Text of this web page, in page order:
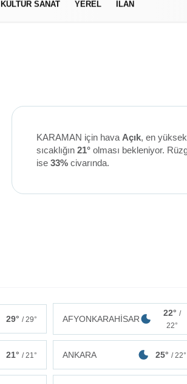
KÜLTÜR SANAT YEREL İLAN
KARAMAN için hava Açık, en yüksek
sıcaklığın 21°olması bekleniyor.
ise 33%civarında.
29° / 29° AFYONKARAHİSAR
22° /
22°
21° / 21° ANKARA 25° / 22°